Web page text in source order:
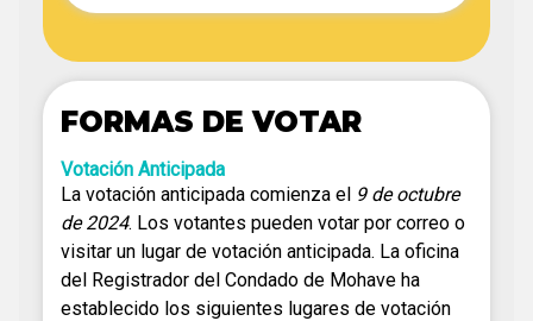
FORMAS DE VOTAR
Votación Anticipada
La votación anticipada comienza el 9 de octubre
de 2024. Los votantes pueden votar por correo o
visitar un lugar de votación anticipada. La oficina
del Registrador del Condado de Mohave ha
establecido los siguientes lugares de votación